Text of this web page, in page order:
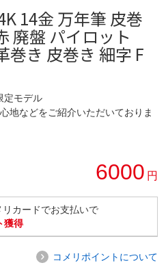
14金 万年筆 皮巻
廃盤 パイロット
巻き 皮巻き 細字 F
定モデル
地などをご紹介いただいておりま
6000 円
カードでお支払いで
獲得
コメリポイントについて